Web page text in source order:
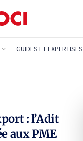
GUIDES ET EXPERTISES
: l’Adit
aux PME